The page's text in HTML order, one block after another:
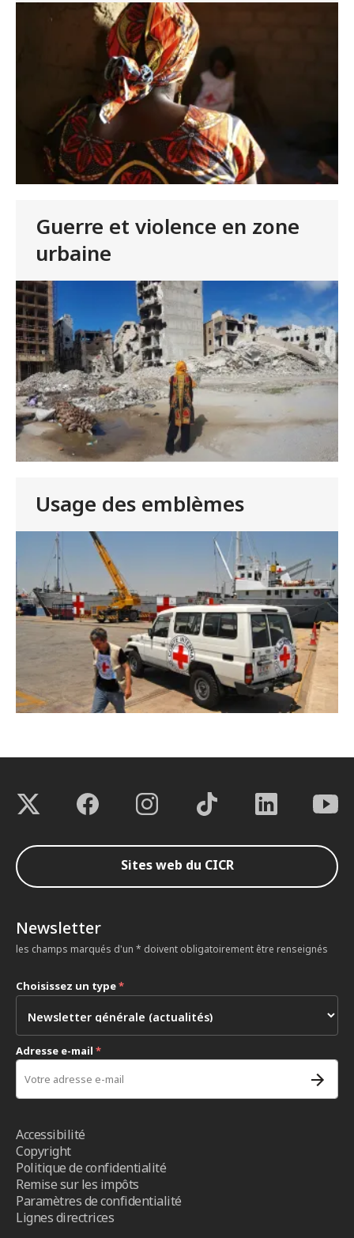
Guerre et violence en zone
urbaine
Usage des emblèmes
Sites web du CICR
Newsletter
les champs marqués d'un * doivent obligatoirement être renseignés
Choisissez un type*
Adresse e-mail *
Accessibilité
Copyright
Politique de confidentialité
Remise sur les impôts
Paramètres de confidentialité
Lignes directrices